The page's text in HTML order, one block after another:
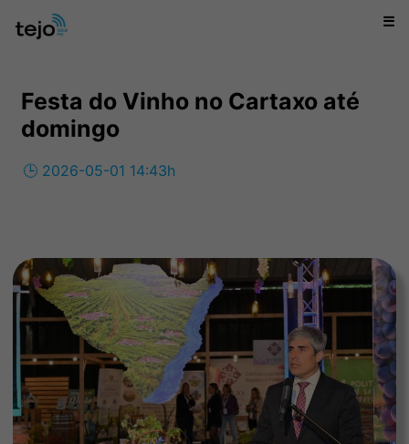
☰
Festa do Vinho no Cartaxo até
domingo
🕒 2026-05-01 14:43h